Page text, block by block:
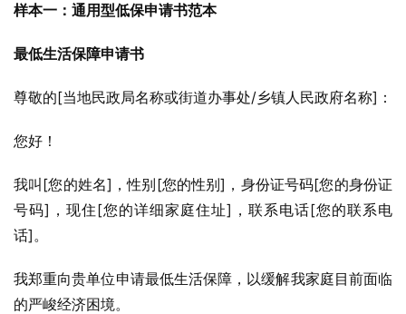
样本一：通用型低保申请书范本
最低生活保障申请书
尊敬的[当地民政局名称或街道办事处/乡镇人民政府名称]：
您好！
我叫[您的姓名]，性别[您的性别]，身份证号码[您的身份证
号码]，现住[您的详细家庭住址]，联系电话[您的联系电
话]。
我郑重向贵单位申请最低生活保障，以缓解我家庭目前面临
的严峻经济困境。